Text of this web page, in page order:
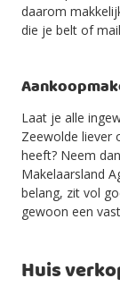
daarom
die je belt of
Laat je alle
Zeewolde liever
heeft? Neem
Makelaarsland
belang, zit vol
gewoon een
Huis